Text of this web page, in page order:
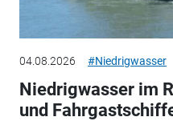
04.08.2026 #Niedrigwasser
Niedrigwasser im
und